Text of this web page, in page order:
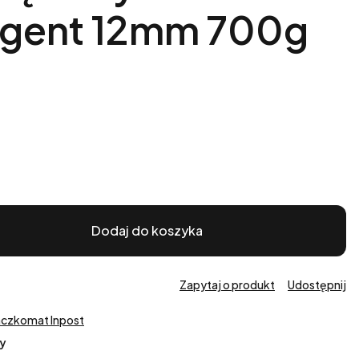
12mm 700g
Dodaj do koszyka
Zapytaj o produkt Udostępnij
Inpost